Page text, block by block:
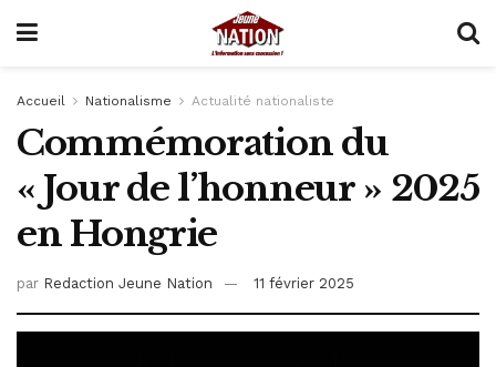
Accueil Nationalisme Actualité nationaliste
Commémoration du
« Jour de l’honneur » 2025
en Hongrie
par Redaction Jeune Nation 11 février 2025